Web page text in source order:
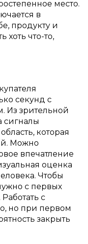
место.
в
продукту и
что-то,
секунд с
Из зрительной
сигналы
которая
Можно
впечатление
оценка
Чтобы
с первых
с
но при первом
закрыть